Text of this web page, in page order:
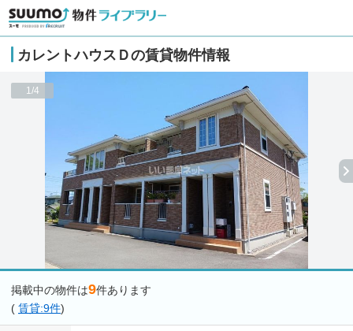
カレントハウスＤの賃貸物件情報
1/4
掲載中の物件は9件あります
( 賃貸:9件)